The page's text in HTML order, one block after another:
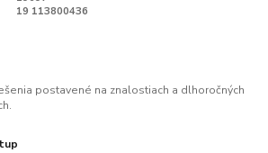
19 113800436
postavené na znalostiach a dlhoročných